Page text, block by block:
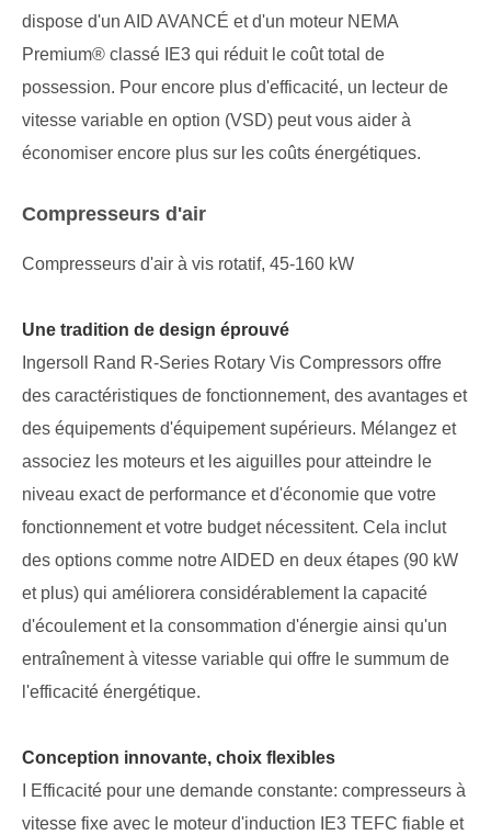
dispose d'un AID AVANCÉ et d'un moteur NEMA
Premium® classé IE3 qui réduit le coût total de
possession. Pour encore plus d'efficacité, un lecteur de
vitesse variable en option (VSD) peut vous aider à
économiser encore plus sur les coûts énergétiques.
Compresseurs d'air
Compresseurs d'air à vis rotatif, 45-160 kW
Une tradition de design éprouvé
Ingersoll Rand R-Series Rotary Vis Compressors offre
des caractéristiques de fonctionnement, des avantages et
des équipements d'équipement supérieurs. Mélangez et
associez les moteurs et les aiguilles pour atteindre le
niveau exact de performance et d'économie que votre
fonctionnement et votre budget nécessitent. Cela inclut
des options comme notre AIDED en deux étapes (90 kW
et plus) qui améliorera considérablement la capacité
d'écoulement et la consommation d'énergie ainsi qu'un
entraînement à vitesse variable qui offre le summum de
l'efficacité énergétique.
Conception innovante, choix flexibles
I Efficacité pour une demande constante: compresseurs à
vitesse fixe avec le moteur d'induction IE3 TEFC fiable et